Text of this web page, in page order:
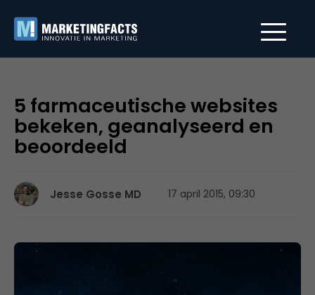
5 farmaceutische websites
bekeken, geanalyseerd en
beoordeeld
Jesse Gosse MD 17 april 2015, 09:30